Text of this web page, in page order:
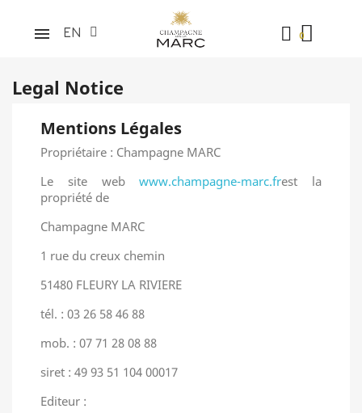
EN
Legal Notice
Mentions Légales
Propriétaire : Champagne MARC
Le site webwww.champagne-marc.frest la
propriété de
Champagne MARC
1 rue du creux chemin
51480 FLEURY LA RIVIERE
tél. : 03 26 58 46 88
mob. : 07 71 28 08 88
siret : 49 93 51 104 00017
Editeur :